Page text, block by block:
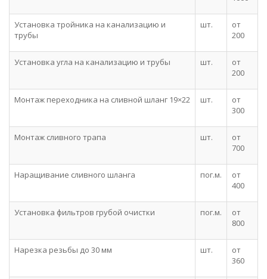
Установка тройника на канализацию и
трубы
шт.
от
200
Установка угла на канализацию и трубы шт.
от
200
Монтаж переходника на сливной шланг 19×22 шт.
от
300
Монтаж сливного трапа шт.
от
700
Наращивание сливного шланга пог.м.
от
400
Установка фильтров грубой очистки пог.м.
от
800
Нарезка резьбы до 30 мм шт.
от
360